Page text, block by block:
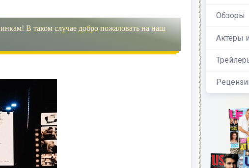
В таком случае добро пожаловать на наш
Обзоры
Актёры